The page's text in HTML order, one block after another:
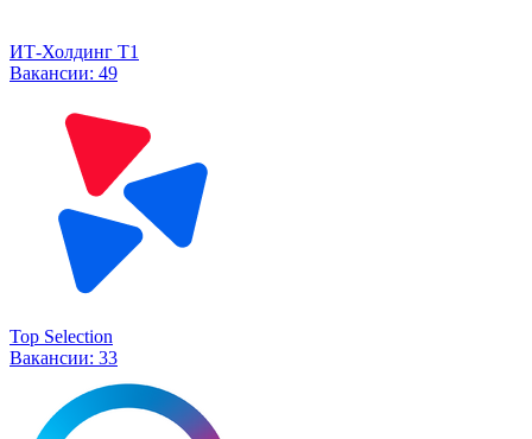
ИТ-Холдинг Т1
Вакансии: 49
Top Selection
Вакансии: 33